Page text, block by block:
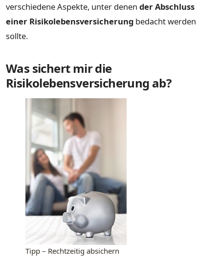
verschiedene Aspekte, unter denen der Abschluss
einer Risikolebensversicherung bedacht werden
sollte.
Was sichert mir die
Risikolebensversicherung ab?
Tipp – Rechtzeitig absichern